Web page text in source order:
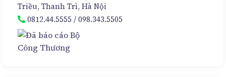
Triều, Thanh Trì, Hà Nội
0812.44.5555 /098.343.5505